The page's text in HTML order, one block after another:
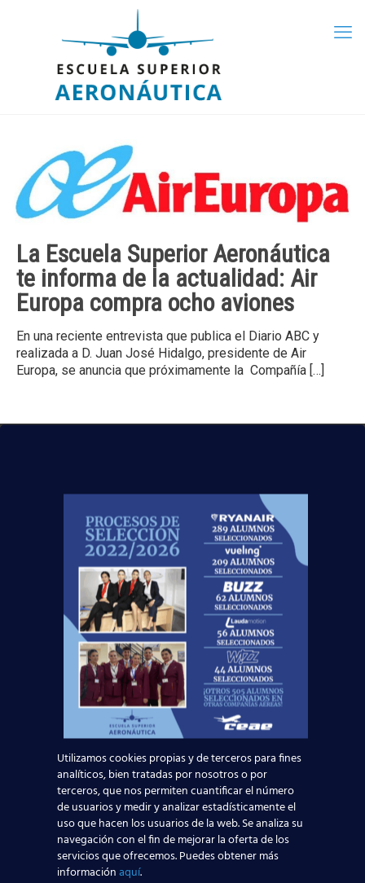
La Escuela Superior Aeronáutica
te informa de la actualidad: Air
Europa compra ocho aviones
En una reciente entrevista que publica el Diario ABC y
realizada a D. Juan José Hidalgo, presidente de Air
Europa, se anuncia que próximamente la Compañía […]
respiración cardiopulmonar
Desfibriladores Automáticos mundo laboral
operarios de Handling Simulador de Vuelo
Operador de Centros de Facilitación Aeroportuaria
Apoyo de Atención a Pasajeros
Asistente al Despachador de Vuelo
Emergencia Sanitaria Auxiliar de Vuel
centro aeronáutico de Madrid airbus 350
trabajo azafata de vuelo
Operadores de Centros de Facilitación Aeroportuaria
Compañías aérea garantía de éxito
formación de calidad Azafato/a de Vuelo A
título de TCP expansión aeronáutica Puerta de Europa
prácticas en el aeropuerto
Asistente al Despacho de Vuelo plazo de matriculación
tasas aéreas Boing Air Berlín
Utilizamos cookies propias y de terceros para fines
analíticos, bien tratadas por nosotros o por
terceros, que nos permiten cuantificar el número
de usuarios y medir y analizar estadísticamente el
uso que hacen los usuarios de la web. Se analiza su
navegación con el fin de mejorar la oferta de los
servicios que ofrecemos. Puedes obtener más
informaciónaquí.